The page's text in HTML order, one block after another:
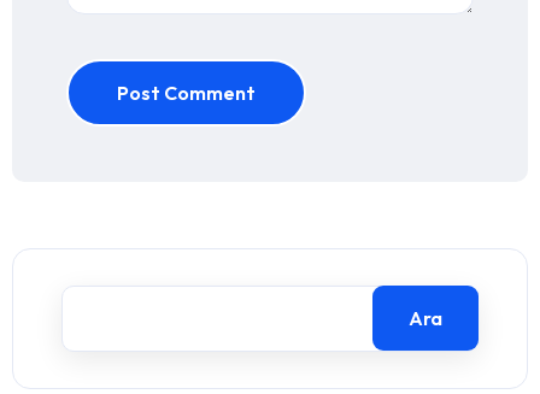
Post Comment
Ara